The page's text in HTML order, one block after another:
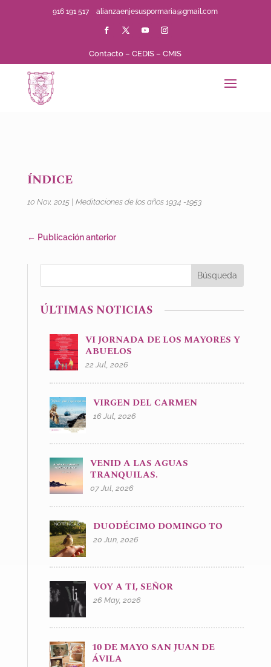
916 191 517alianzaenjesuspormaria@gmail.com
Contacto –CEDIS –CMIS
ÍNDICE
10 Nov, 2015| Meditaciones de los años 1934 -1953
← Publicación anterior
ÚLTIMAS NOTICIAS
VI JORNADA DE LOS MAYORES Y
ABUELOS
22 Jul, 2026
VIRGEN DEL CARMEN
16 Jul, 2026
VENID A LAS AGUAS
TRANQUILAS.
07 Jul, 2026
DUODÉCIMO DOMINGO TO
20 Jun, 2026
VOY A TI, SEÑOR
26 May, 2026
10 DE MAYO SAN JUAN DE
ÁVILA